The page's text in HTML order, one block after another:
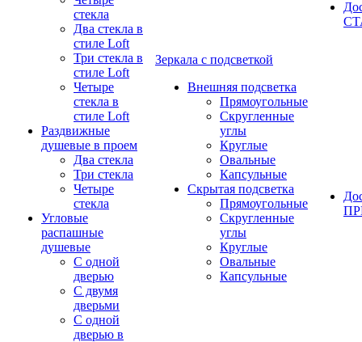
стекла
Два стекла в
стиле Loft
Три стекла в
стиле Loft
Четыре
стекла в
стиле Loft
Раздвижные
душевые в проем
Два стекла
Три стекла
Четыре
стекла
Угловые
распашные
душевые
С одной
дверью
С двумя
дверьми
С одной
дверью в
Зеркала с подсветкой
Внешняя подсветка
Прямоугольные
Скругленные
углы
Круглые
Овальные
Капсульные
Скрытая подсветка
Прямоугольные
Скругленные
углы
Круглые
Овальные
Капсульные